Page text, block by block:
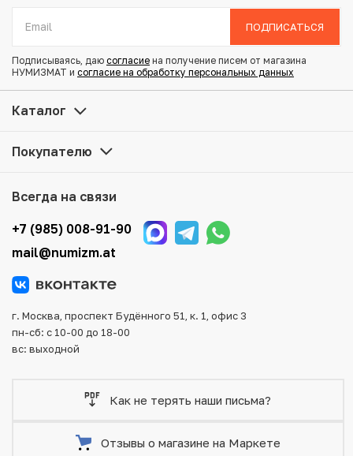
Тираж: 4.313.015
Купить 20 сен 1870 года Япония по привлекательной
цене можно в нашем интернет-магазине — Вам
нашем складе.
того, возможен самовывоз товара из офиса магазина.
Для вашего удобства представлены несколько способов
оплаты и доставки заказа. Все отправления надежно и
тщательно упаковываются, что исключает возможность
ПОДПИСАТЬСЯ
Подписываясь, даю согласие на получение писем от магазина
НУМИЗМАТ и согласие на обработку персональных данных
Каталог
Покупателю
Всегда на связи
+7 (985) 008-91-90
mail@numizm.at
г. Москва, проспект Будённого 51, к. 1, офис 3
пн-сб: с 10-00 до 18-00
вс: выходной
Как не терять наши письма?
Отзывы о магазине на Маркете